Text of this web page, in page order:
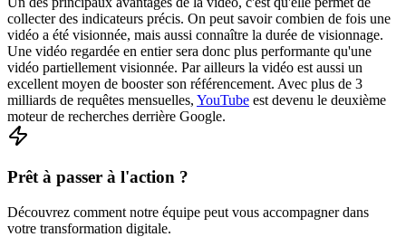
collecter des indicateurs précis. On peut savoir combien de fois une
vidéo a été visionnée, mais aussi connaître la durée de visionnage.
Une vidéo regardée en entier sera donc plus performante qu'une
vidéo partiellement visionnée. Par ailleurs la vidéo est aussi un
excellent moyen de booster son référencement. Avec plus de 3
milliards de requêtes mensuelles, YouTube est devenu le deuxième
moteur de recherches derrière Google.
Prêt à passer à l'action ?
Découvrez comment notre équipe peut vous accompagner dans
votre transformation digitale.